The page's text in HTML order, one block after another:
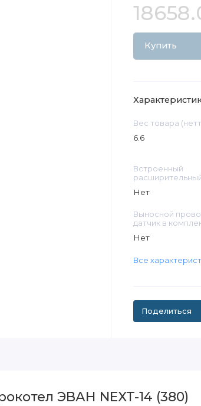
Купить
Вес товара
6.6
Встроенный
Нет
Выносной
датчик в
Нет
Все
Поделиться
ЭВАН NEXT-14 (380)